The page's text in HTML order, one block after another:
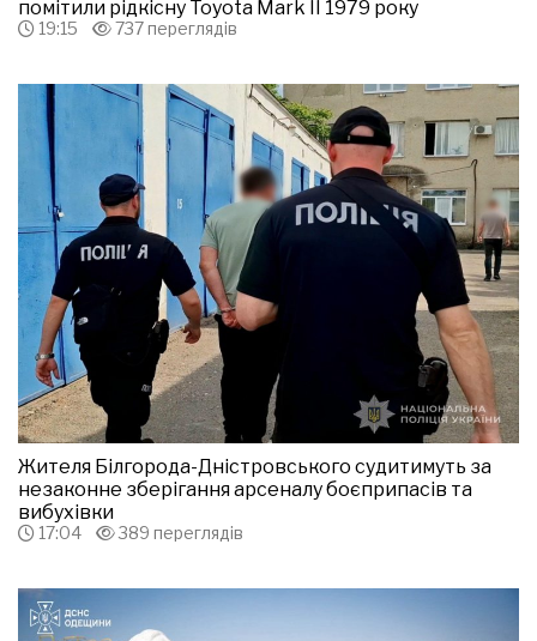
помітили рідкісну Toyota Mark II 1979 року
19:15 737 переглядів
Жителя Білгорода-Дністровського судитимуть за
незаконне зберігання арсеналу боєприпасів та
вибухівки
17:04 389 переглядів